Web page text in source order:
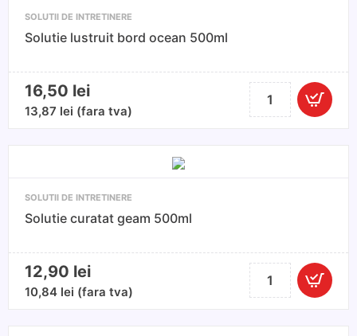
SOLUTII DE INTRETINERE
Solutie lustruit bord ocean 500ml
16,50 lei
13,87 lei (fara tva)
Cantitate
Solutie
SOLUTII DE INTRETINERE
Solutie curatat geam 500ml
12,90 lei
10,84 lei (fara tva)
Cantitate
Solutie